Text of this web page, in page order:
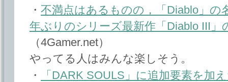
・ 不満点はあるものの，「Diablo」
年ぶりのシリーズ最新作「Diablo III」
（4Gamer.net）
やってる人はみんな楽しそう。
・
「DARK SOULS」に追加要素を加